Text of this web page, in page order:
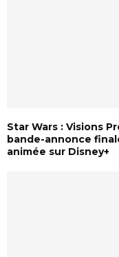
Star Wars : Visions
bande-annonce
animée sur Disney+